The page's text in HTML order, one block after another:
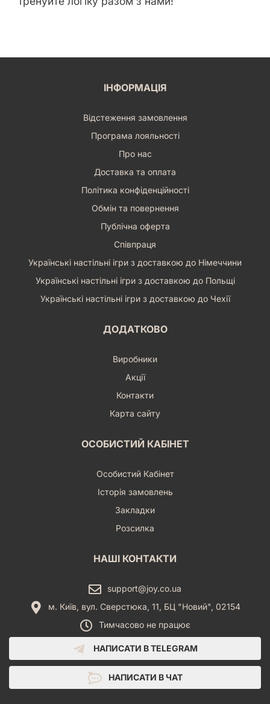
ІНФОРМАЦІЯ
Відстеження замовлення
Програма лояльності
Про нас
Доставка та оплата
Політика конфіденційності
Обмін та повернення
Публічна оферта
Співпраця
Українські настільні ігри з доставкою до Німеччини
Українські настільні ігри з доставкою до Польщі
Українські настільні ігри з доставкою до Чехії
ДОДАТКОВО
Виробники
Акції
Контакти
Карта сайту
ОСОБИСТИЙ КАБІНЕТ
Особистий Кабінет
Історія замовлень
Закладки
Розсилка
НАШІ КОНТАКТИ
support@joy.co.ua
м. Київ, вул. Сверстюка, 11, БЦ "Новий", 02154
Тимчасово не працює
НАПИСАТИ В TELEGRAM
НАПИСАТИ В ЧАТ